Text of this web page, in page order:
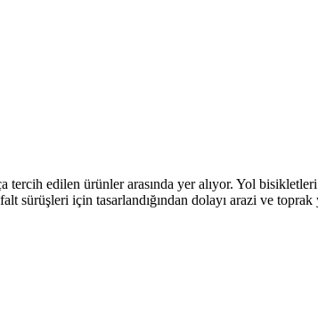
tercih edilen ürünler arasında yer alıyor. Yol
için tasarlandığından dolayı arazi ve toprak